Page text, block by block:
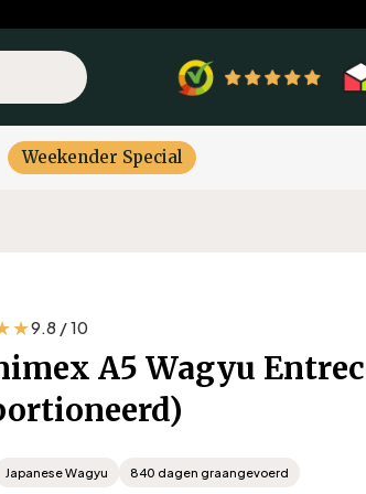
Weekender Special
9.8 / 10
A5 Wagyu
Japanese Wagyu 840 dagen graangevoerd